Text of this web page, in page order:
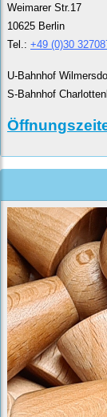
Weimarer Str.17
10625 Berlin
Tel.: +49 (0)30
U-Bahnhof
S-Bahnhof